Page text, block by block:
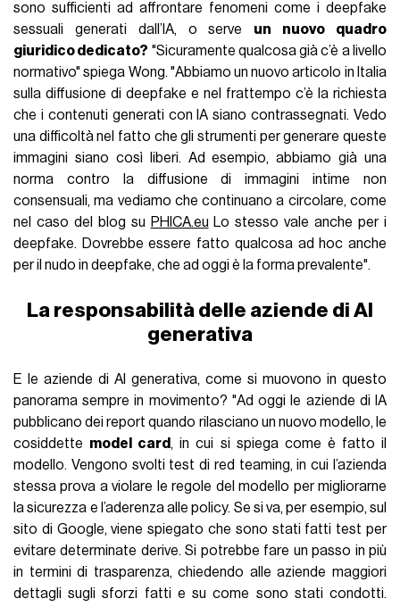
sono sufficienti ad affrontare fenomeni come i deepfake
sessuali generati dall’IA, o serve un nuovo quadro
giuridico dedicato? "Sicuramente qualcosa già c’è a livello
normativo" spiega Wong. "Abbiamo un nuovo articolo in Italia
sulla diffusione di deepfake e nel frattempo c’è la richiesta
che i contenuti generati con IA siano contrassegnati. Vedo
una difficoltà nel fatto che gli strumenti per generare queste
immagini siano così liberi. Ad esempio, abbiamo già una
norma contro la diffusione di immagini intime non
consensuali, ma vediamo che continuano a circolare, come
nel caso del blog su PHICA.eu Lo stesso vale anche per i
deepfake. Dovrebbe essere fatto qualcosa ad hoc anche
per il nudo in deepfake, che ad oggi è la forma prevalente".
La responsabilità delle aziende di AI
generativa
E le aziende di AI generativa, come si muovono in questo
panorama sempre in movimento? "Ad oggi le aziende di IA
pubblicano dei report quando rilasciano un nuovo modello, le
cosiddette model card, in cui si spiega come è fatto il
modello. Vengono svolti test di red teaming, in cui l’azienda
stessa prova a violare le regole del modello per migliorarne
la sicurezza e l’aderenza alle policy. Se si va, per esempio, sul
sito di Google, viene spiegato che sono stati fatti test per
evitare determinate derive. Si potrebbe fare un passo in più
in termini di trasparenza, chiedendo alle aziende maggiori
dettagli sugli sforzi fatti e su come sono stati condotti.